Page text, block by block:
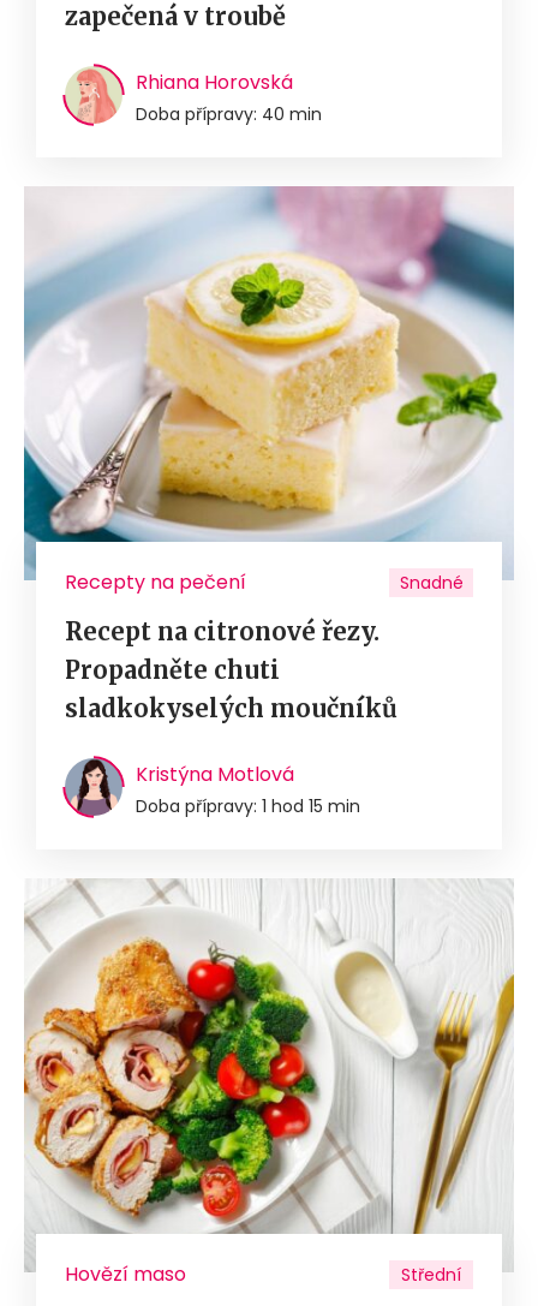
zapečená v troubě
Rhiana Horovská
Doba přípravy: 40 min
Recepty na pečení Snadné
Recept na citronové řezy.
Propadněte chuti
sladkokyselých moučníků
Kristýna Motlová
Doba přípravy: 1 hod 15 min
Hovězí maso Střední